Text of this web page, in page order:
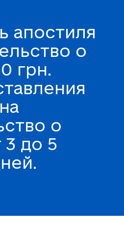
апостиля
о
грн.
о
3 до 5